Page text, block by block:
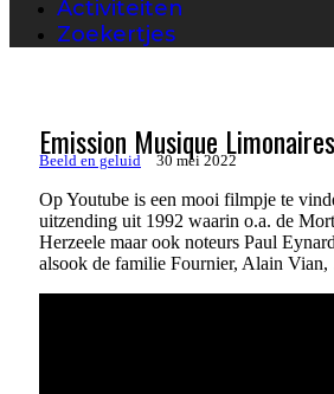
Activiteiten
Zoekertjes
Emission Musique Limonaires
Beeld en geluid 30 mei 2022
Op Youtube is een mooi filmpje te
uitzending uit 1992 waarin o.a. de
Herzeele maar ook noteurs Paul
alsook de familie Fournier, Alain